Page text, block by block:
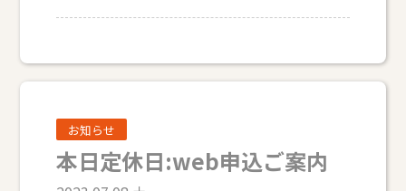
お知らせ
本日定休日:web申込ご案内